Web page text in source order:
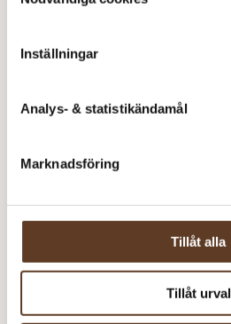
Inställningar
Analys- & statistikändamål
Marknadsföring
Tillåt alla
Tillåt urval
75 kr